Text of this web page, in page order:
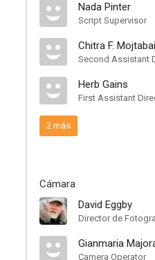
Nada Pinter
Script Supervisor
Chitra F. Mojtabai
Second Assistant
Herb Gains
First Assistant
2 más
Cámara
David Eggby
Director de
Gianmaria
Camera Operator